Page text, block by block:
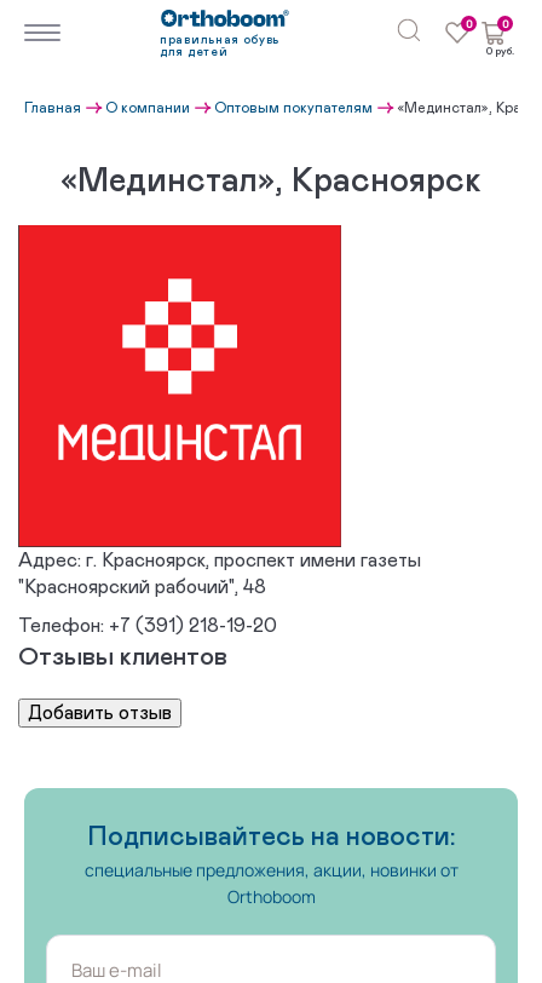
правильная обувь
для детей
0 0
0 руб.
Главная О компании Оптовым покупателям «Мединстал»,
«Мединстал», Красноярск
Адрес: г. Красноярск, проспект имени газеты
"Красноярский рабочий", 48
Телефон: +7 (391) 218-19-20
Отзывы клиентов
Подписывайтесь на новости:
специальные предложения, акции, новинки от
Orthoboom